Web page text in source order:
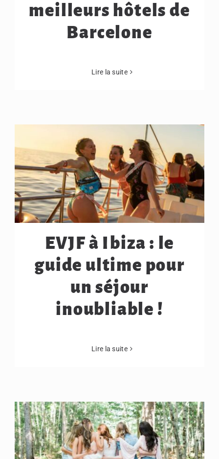
meilleurs hôtels de
Barcelone
Lire la suite
EVJF à Ibiza : le
guide ultime pour
un séjour
inoubliable !
Lire la suite